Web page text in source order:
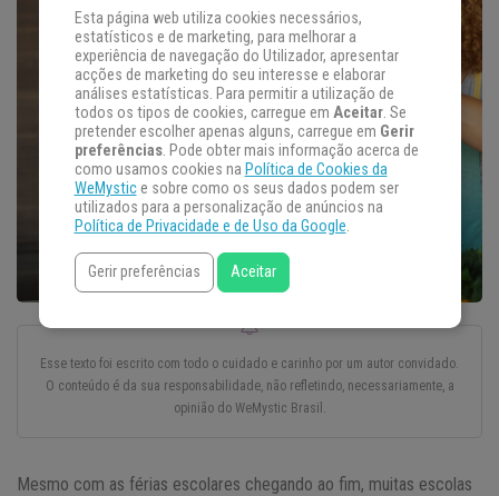
Esse texto foi escrito com todo o cuidado e carinho por um autor convidado.
O conteúdo é da sua responsabilidade, não refletindo, necessariamente, a
opinião do WeMystic Brasil.
Mesmo com as férias escolares chegando ao fim, muitas escolas
Esta página web utiliza cookies necessários,
estatísticos e de marketing, para melhorar a
experiência de navegação do Utilizador, apresentar
acções de marketing do seu interesse e elaborar
análises estatísticas. Para permitir a utilização de
todos os tipos de cookies, carregue em Aceitar. Se
pretender escolher apenas alguns, carregue em Gerir
preferências. Pode obter mais informação acerca de
como usamos cookies na Política de Cookies da
WeMystice sobre como os seus dados podem ser
utilizados para a personalização de anúncios na
Política de Privacidade e de Uso da Google.
Gerir preferências Aceitar